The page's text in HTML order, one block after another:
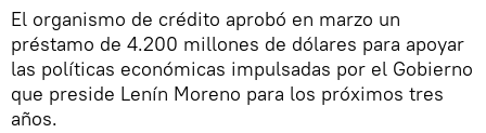
El organismo de crédito aprobó en marzo un
préstamo de 4.200 millones de dólares para apoyar
las políticas económicas impulsadas por el Gobierno
que preside Lenín Moreno para los próximos tres
años.